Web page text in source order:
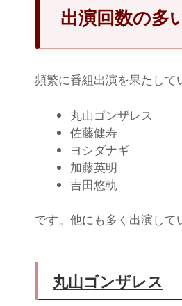
出演回数の多
頻繁に番組出演を果たし
丸山ゴンザレス
佐藤健寿
ヨシダナギ
加藤英明
吉田悠軌
です。他にも多く出演して
丸山ゴンザレス